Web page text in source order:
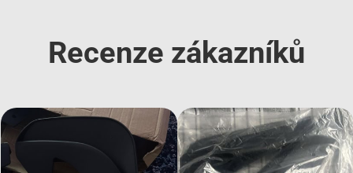
Recenze zákazníků